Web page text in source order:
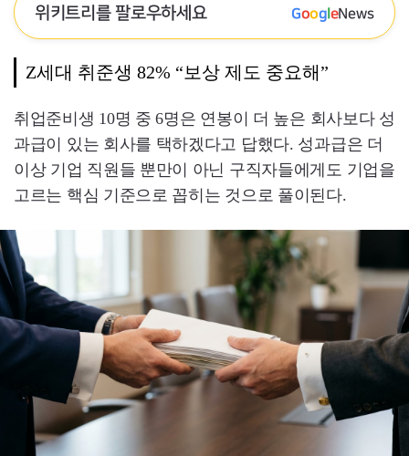
위키트리를 팔로우하세요 GoogleNews
Z세대 취준생 82% “보상 제도 중요해”
취업준비생 10명 중 6명은 연봉이 더 높은 회사보다 성
과급이 있는 회사를 택하겠다고 답했다. 성과급은 더
이상 기업 직원들 뿐만이 아닌 구직자들에게도 기업을
고르는 핵심 기준으로 꼽히는 것으로 풀이된다.